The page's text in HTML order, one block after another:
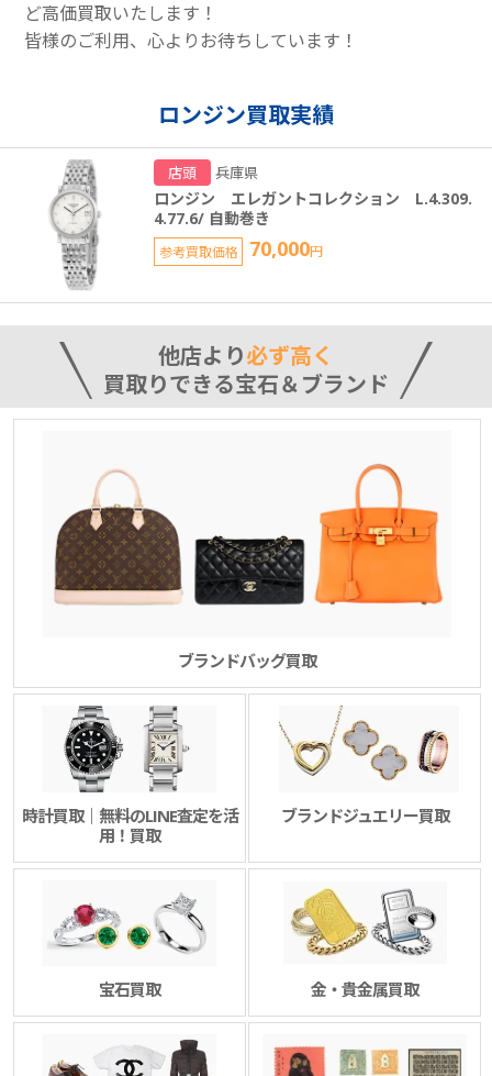
ど高価買取いたします！
皆様のご利用、心よりお待ちしています！
ロンジン買取実績
店頭 兵庫県
ロンジン エレガントコレクション L.4.309.
4.77.6/ 自動巻き
参考買取価格 70,000円
他店より必ず高く
買取りできる宝石＆ブランド
ブランドバッグ買取
時計買取｜無料のLINE査定を活
用！買取
ブランドジュエリー買取
宝石買取 金・貴金属買取